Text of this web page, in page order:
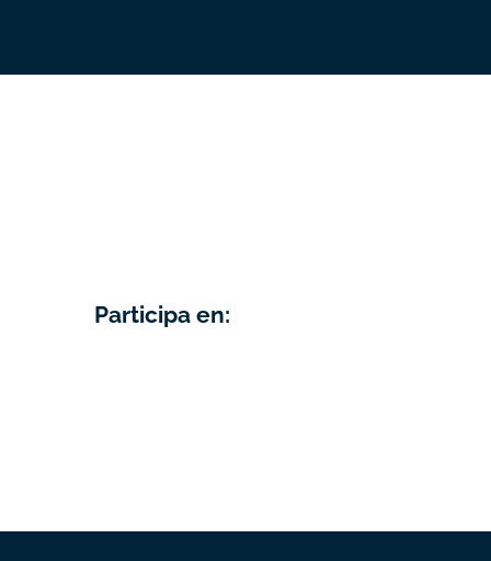
Participa en: